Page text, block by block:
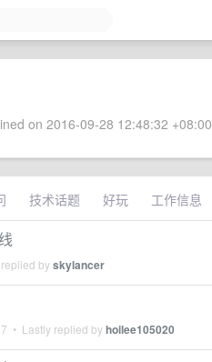
on 2016-09-28 12:48:32 +08:00
技术话题 好玩 工作信息
byskylancer
• Lastly replied byhoilee105020